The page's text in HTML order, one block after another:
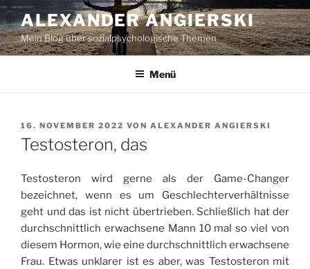
Zum
Inhalt
springen
ALEXANDER ANGIERSKI
Mein Blog über sozialpsychologische Themen
Menü
VERÖFFENTLICHT
AM
16. NOVEMBER 2022 VON ALEXANDER ANGIERSKI
Testosteron, das
Testosteron wird gerne als der Game-Changer
bezeichnet, wenn es um Geschlechterverhältnisse
geht und das ist nicht übertrieben. Schließlich hat der
durchschnittlich erwachsene Mann 10 mal so viel von
diesem Hormon, wie eine durchschnittlich erwachsene
Frau. Etwas unklarer ist es aber, was Testosteron mit